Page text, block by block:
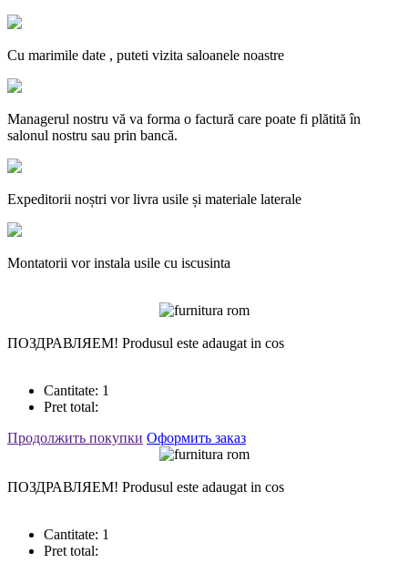
Cu marimile date , puteti vizita saloanele noastre
Managerul nostru vă va forma o factură care poate fi plătită în
salonul nostru sau prin bancă.
Expeditorii noștri vor livra usile și materiale laterale
Montatorii vor instala usile cu iscusinta
ПОЗДРАВЛЯЕМ! Produsul este adaugat in cos
Cantitate: 1
Pret total:
Продолжить покупки Оформить заказ
ПОЗДРАВЛЯЕМ! Produsul este adaugat in cos
Cantitate: 1
Pret total: